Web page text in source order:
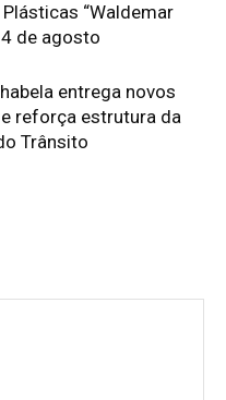
“Waldemar
de agosto
entrega novos
reforça estrutura da
Trânsito